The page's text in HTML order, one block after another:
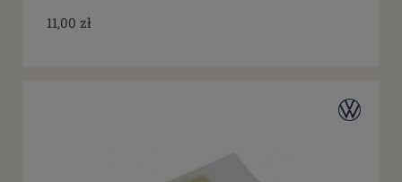
11,00 zł